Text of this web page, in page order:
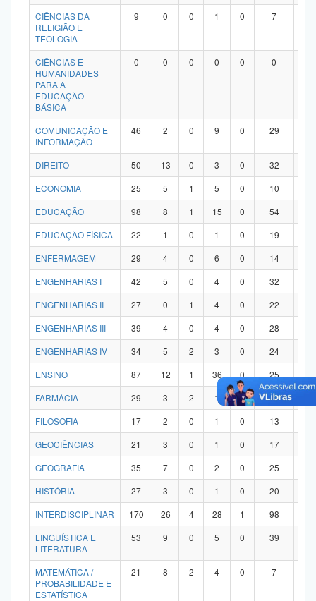
CIÊNCIAS DA
RELIGIÃO E
TEOLOGIA
9 0 0 1 0 7
CIÊNCIAS E
HUMANIDADES
PARA A
EDUCAÇÃO
BÁSICA
0 0 0 0 0 0
COMUNICAÇÃO E
INFORMAÇÃO
46 2 0 9 0 29
DIREITO 50 13 0 3 0 32
ECONOMIA
25 5 1 5 0 10
EDUCAÇÃO
98 8 1 15 0 54
EDUCAÇÃO FÍSICA
22 1 0 1 0 19
ENFERMAGEM
29 4 0 6 0 14
ENGENHARIAS I
42 5 0 4 0 32
ENGENHARIAS II
27 0 1 4 0 22
ENGENHARIAS III
39 4 0 4 0 28
ENGENHARIAS IV
34 5 2 3 0 24
ENSINO
87 12 1 36 0 25
FARMÁCIA
29 3 2 1 0 21
FILOSOFIA
17 2 0 1 0 13
GEOCIÊNCIAS
21 3 0 1 0 17
GEOGRAFIA
35 7 0 2 0 25
HISTÓRIA
27 3 0 1 0 20
INTERDISCIPLINAR
170 26 4 28 1 98
LINGUÍSTICA E
LITERATURA
53 9 0 5 0 39
MATEMÁTICA /
PROBABILIDADE E
ESTATÍSTICA
21 8 2 4 0 7